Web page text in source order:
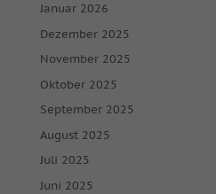
Januar 2026
Dezember 2025
November 2025
Oktober 2025
September 2025
August 2025
Juli 2025
Juni 2025